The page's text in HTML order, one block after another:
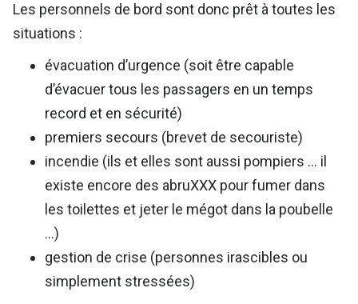
Les personnels de bord sont donc prêt à toutes les
situations :
évacuation d’urgence (soit être capable
d’évacuer tous les passagers en un temps
record et en sécurité)
premiers secours (brevet de secouriste)
incendie (ils et elles sont aussi pompiers … il
existe encore des abruXXX pour fumer dans
les toilettes et jeter le mégot dans la poubelle
…)
gestion de crise (personnes irascibles ou
simplement stressées)